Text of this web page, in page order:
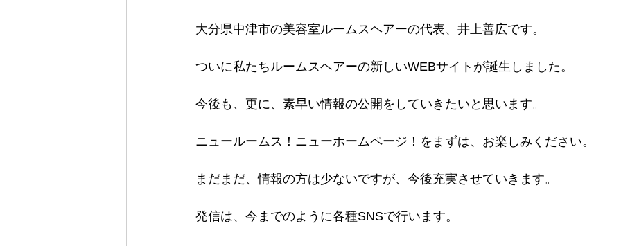
大分県中津市の美容室ルームスヘアーの代表、井上善広です。
ついに私たちルームスヘアーの新しいWEBサイトが誕生しました。
今後も、更に、素早い情報の公開をしていきたいと思います。
ニュールームス！ニューホームページ！をまずは、お楽しみください。
まだまだ、情報の方は少ないですが、今後充実させていきます。
発信は、今までのように各種SNSで行います。